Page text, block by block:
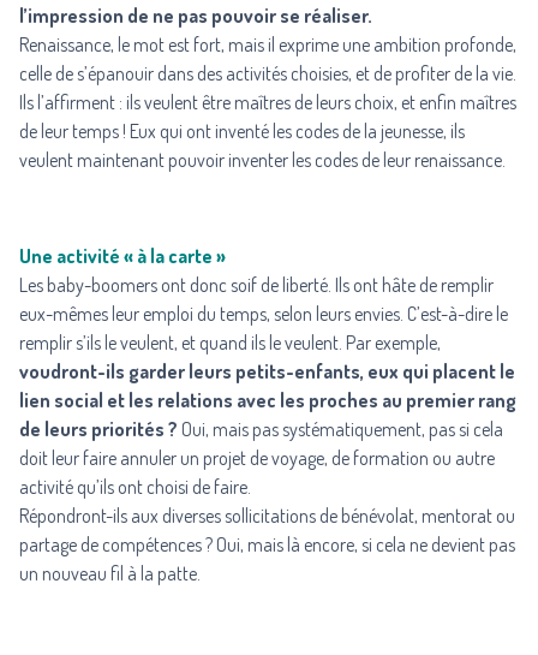
l’impression de ne pas pouvoir se réaliser.
Renaissance, le mot est fort, mais il exprime une ambition profonde,
celle de s’épanouir dans des activités choisies, et de profiter de la vie.
Ils l’affirment : ils veulent être maîtres de leurs choix, et enfin maîtres
de leur temps ! Eux qui ont inventé les codes de la jeunesse, ils
veulent maintenant pouvoir inventer les codes de leur renaissance.
Une activité « à la carte »
Les baby-boomers ont donc soif de liberté. Ils ont hâte de remplir
eux-mêmes leur emploi du temps, selon leurs envies. C’est-à-dire le
remplir s’ils le veulent, et quand ils le veulent. Par exemple,
voudront-ils garder leurs petits-enfants, eux qui placent le
lien social et les relations avec les proches au premier rang
de leurs priorités ? Oui, mais pas systématiquement, pas si cela
doit leur faire annuler un projet de voyage, de formation ou autre
activité qu’ils ont choisi de faire.
Répondront-ils aux diverses sollicitations de bénévolat, mentorat ou
partage de compétences ? Oui, mais là encore, si cela ne devient pas
un nouveau fil à la patte.